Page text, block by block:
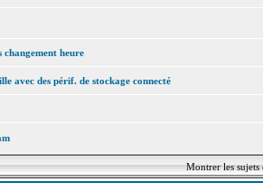
changement heure
avec des périf. de stockage connecté
Montrer les